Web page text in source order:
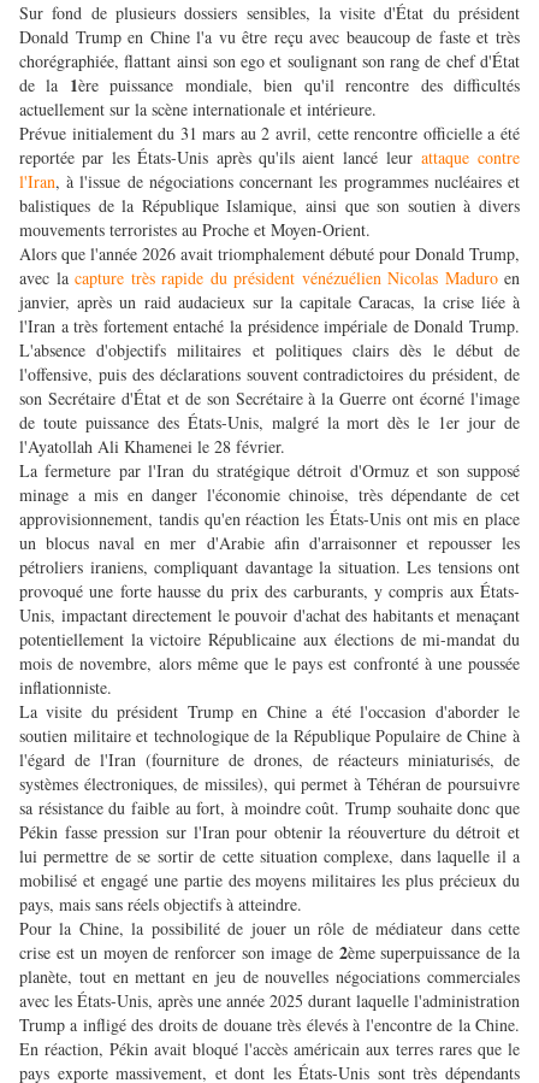
Sur fond de plusieurs dossiers sensibles, la visite d'État du président
Donald Trump en Chine l'a vu être reçu avec beaucoup de faste et très
chorégraphiée, flattant ainsi son ego et soulignant son rang de chef d'État
de la 1ère puissance mondiale, bien qu'il rencontre des difficultés
actuellement sur la scène internationale et intérieure.
Prévue initialement du 31 mars au 2 avril, cette rencontre officielle a été
reportée par les États-Unis après qu'ils aient lancé leur attaque contre
l'Iran, à l'issue de négociations concernant les programmes nucléaires et
balistiques de la République Islamique, ainsi que son soutien à divers
mouvements terroristes au Proche et Moyen-Orient.
Alors que l'année 2026 avait triomphalement débuté pour Donald Trump,
avec la capture très rapide du président vénézuélien Nicolas Maduroen
janvier, après un raid audacieux sur la capitale Caracas, la crise liée à
l'Iran a très fortement entaché la présidence impériale de Donald Trump.
L'absence d'objectifs militaires et politiques clairs dès le début de
l'offensive, puis des déclarations souvent contradictoires du président, de
son Secrétaire d'État et de son Secrétaire à la Guerre ont écorné l'image
de toute puissance des États-Unis, malgré la mort dès le 1er jour de
l'Ayatollah Ali Khamenei le 28 février.
La fermeture par l'Iran du stratégique détroit d'Ormuz et son supposé
minage a mis en danger l'économie chinoise, très dépendante de cet
approvisionnement, tandis qu'en réaction les États-Unis ont mis en place
un blocus naval en mer d'Arabie afin d'arraisonner et repousser les
pétroliers iraniens, compliquant davantage la situation. Les tensions ont
provoqué une forte hausse du prix des carburants, y compris aux États-
Unis, impactant directement le pouvoir d'achat des habitants et menaçant
potentiellement la victoire Républicaine aux élections de mi-mandat du
mois de novembre, alors même que le pays est confronté à une poussée
inflationniste.
La visite du président Trump en Chine a été l'occasion d'aborder le
soutien militaire et technologique de la République Populaire de Chine à
l'égard de l'Iran (fourniture de drones, de réacteurs miniaturisés, de
systèmes électroniques, de missiles), qui permet à Téhéran de poursuivre
sa résistance du faible au fort, à moindre coût. Trump souhaite donc que
Pékin fasse pression sur l'Iran pour obtenir la réouverture du détroit et
lui permettre de se sortir de cette situation complexe, dans laquelle il a
mobilisé et engagé une partie des moyens militaires les plus précieux du
pays, mais sans réels objectifs à atteindre.
Pour la Chine, la possibilité de jouer un rôle de médiateur dans cette
crise est un moyen de renforcer son image de 2ème superpuissance de la
planète, tout en mettant en jeu de nouvelles négociations commerciales
avec les États-Unis, après une année 2025 durant laquelle l'administration
Trump a infligé des droits de douane très élevés à l'encontre de la Chine.
En réaction, Pékin avait bloqué l'accès américain aux terres rares que le
pays exporte massivement, et dont les États-Unis sont très dépendants